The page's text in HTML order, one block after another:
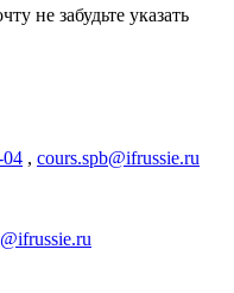
не забудьте указать
04 , cours.spb@ifrussie.ru